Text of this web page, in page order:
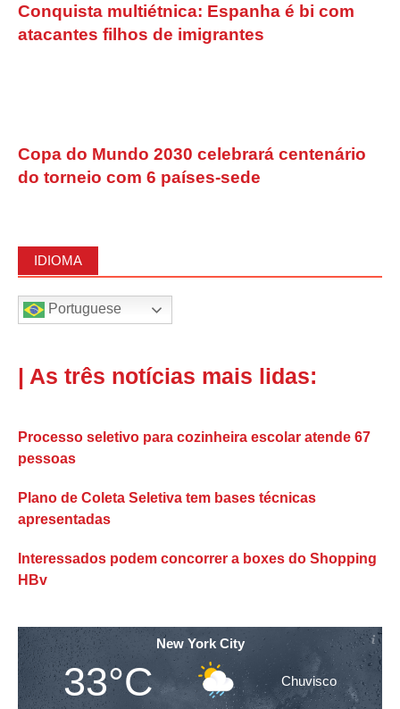
Conquista multiétnica: Espanha é bi com
atacantes filhos de imigrantes
Copa do Mundo 2030 celebrará centenário
do torneio com 6 países-sede
IDIOMA
Portuguese
| As três notícias mais lidas:
Processo seletivo para cozinheira escolar atende 67
pessoas
Plano de Coleta Seletiva tem bases técnicas
apresentadas
Interessados podem concorrer a boxes do Shopping
HBv
New York City
33°C Chuvisco